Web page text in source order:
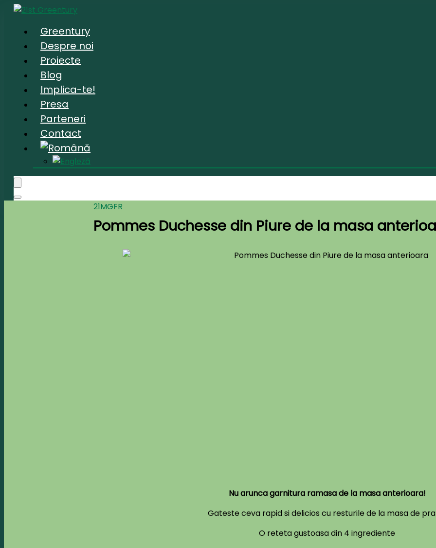
Greentury
Despre noi
Proiecte
Blog
Implica-te!
Presa
Parteneri
Contact
21MGFR
Pommes Duchesse din Piure de la masa
Nu arunca garnitura ramasa de la masa anterioara!
Gateste ceva rapid si delicios cu resturile de la masa de
O reteta gustoasa din 4 ingrediente